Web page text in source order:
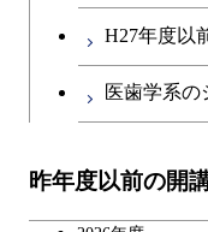
イノ
技術
開閉
専門
第二
キャ
H27年度以
医歯学系の
昨年度以前の開